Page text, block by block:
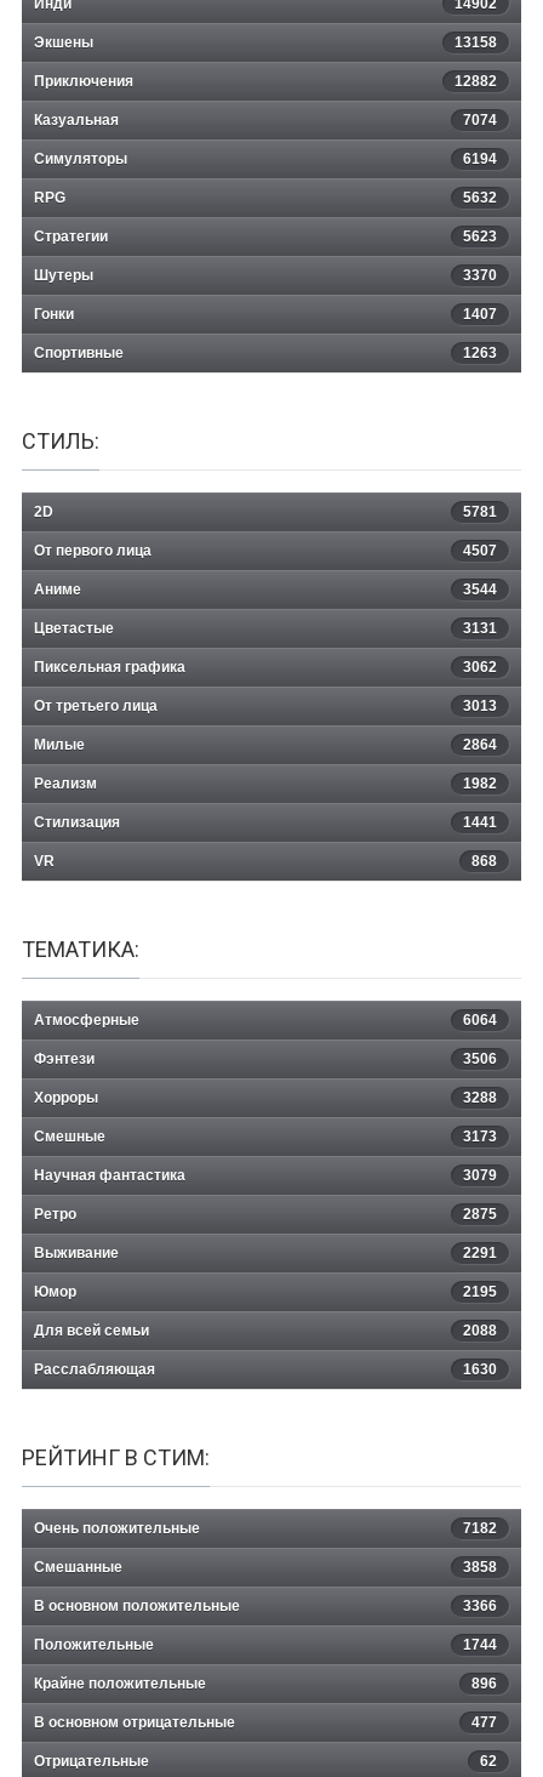
Экшены 13158
Приключения 12882
Казуальная 7074
Симуляторы 6194
RPG 5632
Стратегии 5623
Шутеры 3370
Гонки 1407
Спортивные 1263
СТИЛЬ:
2D 5781
От первого лица 4507
Аниме 3544
Цветастые 3131
Пиксельная графика 3062
От третьего лица 3013
Милые 2864
Реализм 1982
Стилизация 1441
VR 868
ТЕМАТИКА:
Атмосферные 6064
Фэнтези 3506
Хорроры 3288
Смешные 3173
Научная фантастика 3079
Ретро 2875
Выживание 2291
Юмор 2195
Для всей семьи 2088
Расслабляющая 1630
РЕЙТИНГ В СТИМ:
Очень положительные 7182
Смешанные 3858
В основном положительные 3366
Положительные 1744
Крайне положительные 896
В основном отрицательные 477
Отрицательные 62